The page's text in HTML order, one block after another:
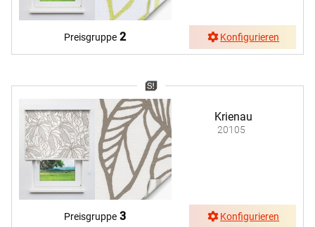
Preisgruppe 2 Konfigurieren
Krienau
20105
Preisgruppe 3 Konfigurieren